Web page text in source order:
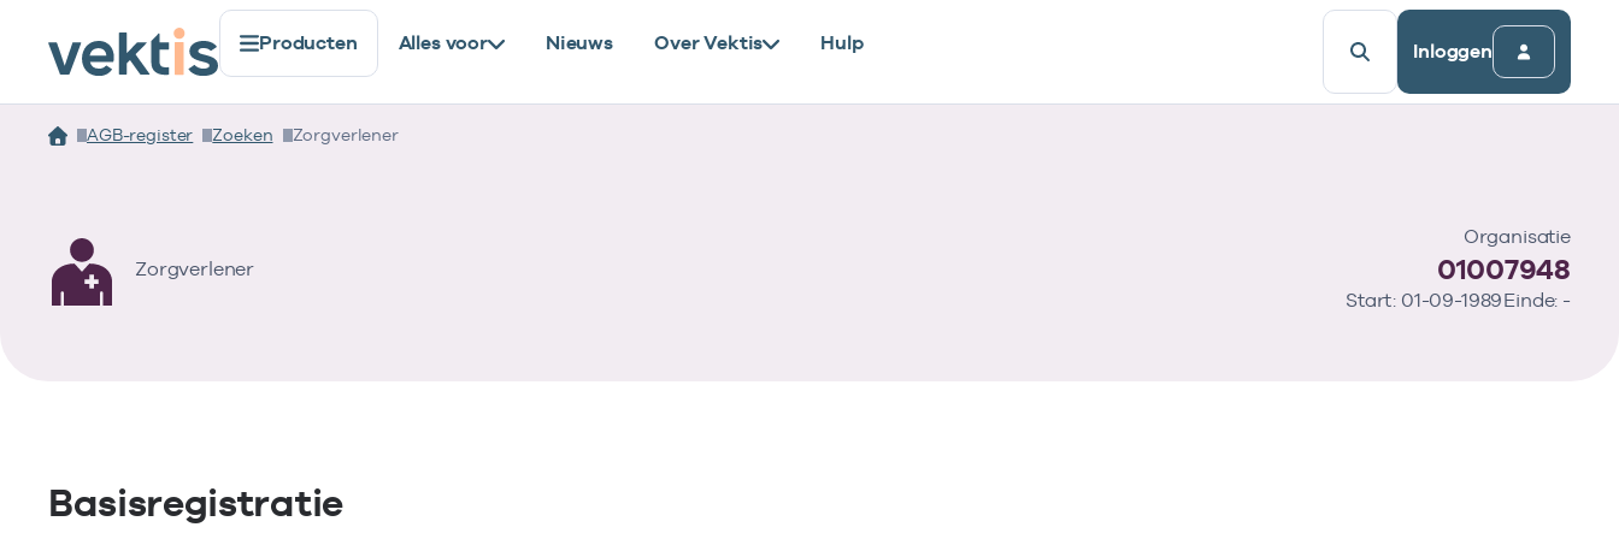
Producten Alles voor Nieuws Over Vektis Hulp Inloggen
AGB-register Zoeken Zorgverlener
Zorgverlener
Organisatie
01007948
Start: 01-09-1989Einde: -
Basisregistratie